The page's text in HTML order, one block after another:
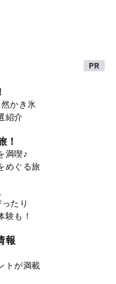
かき氷
紹介
！
満喫♪
めぐる旅
たり
験も！
報
トが満載